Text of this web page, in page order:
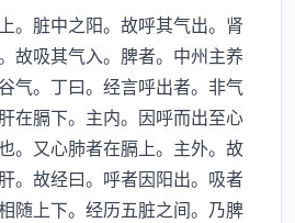
脏中之阳。故呼其气出。肾
故吸其气入。脾者。中州主养
气。丁曰。经言呼出者。非气
在膈下。主内。因呼而出至心
。又心肺者在膈上。主外。故
。故经曰。呼者因阳出。吸者
随上下。经历五脏之间。乃脾